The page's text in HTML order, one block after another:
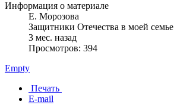
Информация о материале
Е. Морозова
Защитники Отечества в моей семье
3 мес. назад
Просмотров: 394
Empty
Печать
E-mail